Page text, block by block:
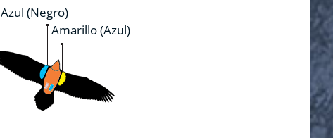
Azul (Negro)
Amarillo (Azul)